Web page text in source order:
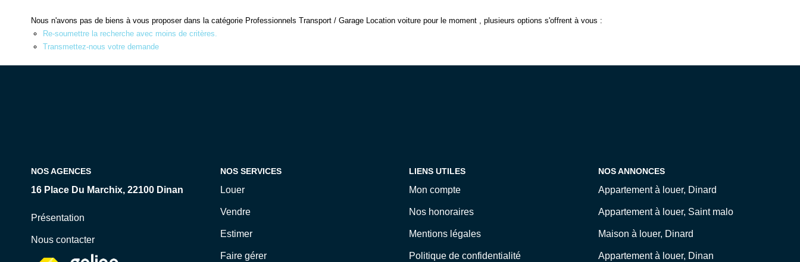
Nous n'avons pas de biens à vous proposer dans la catégorie Professionnels Transport / Garage Location voiture pour le moment , plusieurs options s'offrent à vous :
Re-soumettre la recherche avec moins de critères.
Transmettez-nous votre demande
NOS AGENCES
16 Place Du Marchix, 22100 Dinan
Présentation
Nous contacter
NOS SERVICES
Louer
Vendre
Estimer
Faire gérer
LIENS UTILES
Mon compte
Nos honoraires
Mentions légales
Politique de confidentialité
NOS ANNONCES
Appartement à louer, Dinard
Appartement à louer, Saint malo
Maison à louer, Dinard
Appartement à louer, Dinan